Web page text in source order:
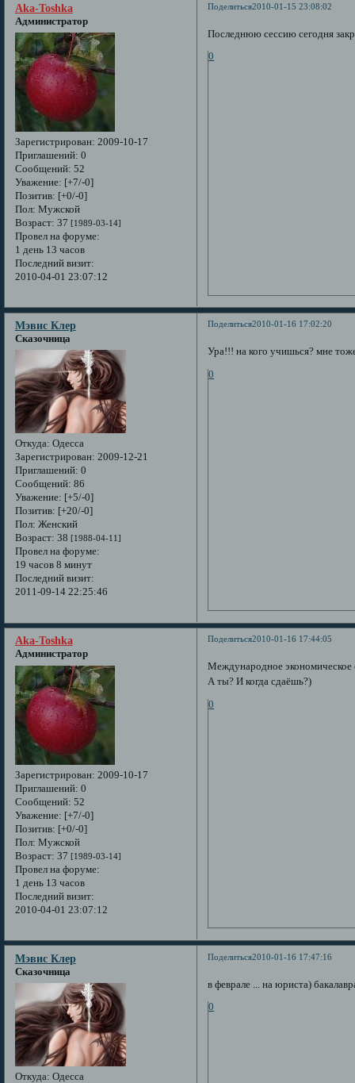
Поделиться2010-01-15 23:08:02
Aka-Toshka
Администратор
Зарегистрирован: 2009-10-17
Приглашений: 0
Сообщений: 52
Уважение: [+7/-0]
Позитив: [+0/-0]
Пол: Мужской
Возраст: 37 [1989-03-14]
Провел на форуме:
1 день 13 часов
Последний визит:
2010-04-01 23:07:12
Последнюю сессию сегодня
0
Поделиться2010-01-16 17:02:20
Мэвис Клер
Сказочница
Откуда: Одесса
Зарегистрирован: 2009-12-21
Приглашений: 0
Сообщений: 86
Уважение: [+5/-0]
Позитив: [+20/-0]
Пол: Женский
Возраст: 38 [1988-04-11]
Провел на форуме:
19 часов 8 минут
Последний визит:
2011-09-14 22:25:46
Ура!!! на кого учишься? мне
0
Поделиться2010-01-16 17:44:05
Aka-Toshka
Администратор
Зарегистрирован: 2009-10-17
Приглашений: 0
Сообщений: 52
Уважение: [+7/-0]
Позитив: [+0/-0]
Пол: Мужской
Возраст: 37 [1989-03-14]
Провел на форуме:
1 день 13 часов
Последний визит:
2010-04-01 23:07:12
Международное экономическое
А ты? И когда сдаёшь?)
0
Поделиться2010-01-16 17:47:16
Мэвис Клер
Сказочница
Откуда: Одесса
в феврале ... на юриста)
0